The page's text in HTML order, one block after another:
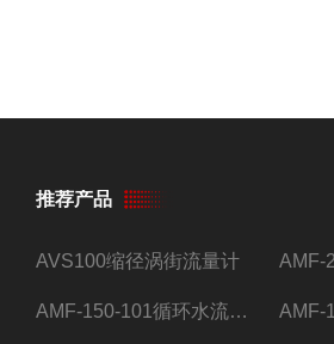
推荐产品
AVS100缩径涡街流量计
AMF-150-101循环水流量计,电磁流量计 AMF-